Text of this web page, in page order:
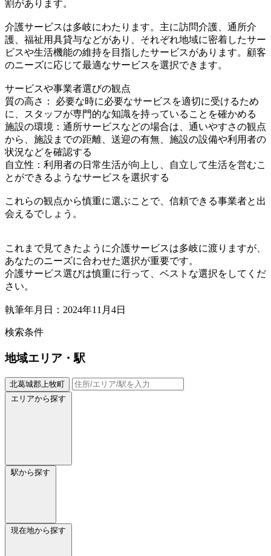
割があります。
介護サービスは多岐にわたります。主に訪問介護、通所介
護、福祉用具貸与などがあり、それぞれ地域に密着したサー
ビスや生活機能の維持を目指したサービスがあります。顧客
のニーズに応じて最適なサービスを選択できます。
サービスや事業者選びの観点
質の高さ： 必要な時に必要なサービスを適切に受けるため
に、スタッフが専門的な知識を持っていることを確かめる
施設の環境：通所サービスなどの場合は、通いやすさの観点
から、施設までの距離、送迎の有無、施設の設備や利用者の
状況などを確認する
自立性：利用者の日常生活が向上し、自立して生活を営むこ
とができるようなサービスを選択する
これらの観点から慎重に選ぶことで、信頼できる事業者と出
会えるでしょう。
これまで見てきたように介護サービスは多岐に渡りますが、
あなたのニーズに合わせた選択が重要です。
介護サービス選びは慎重に行って、ベストな選択をしてくだ
さい。
執筆年月日：2024年11月4日
検索条件
地域エリア・駅
北葛城郡上牧町
エリアから探す
駅から探す
現在地から探す